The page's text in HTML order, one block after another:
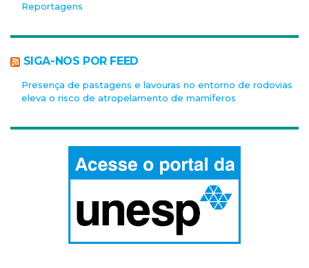
Reportagens
SIGA-NOS POR FEED
Presença de pastagens e lavouras no entorno de rodovias
eleva o risco de atropelamento de mamíferos